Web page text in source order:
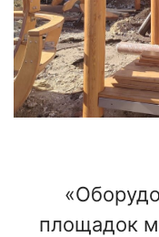
площадок